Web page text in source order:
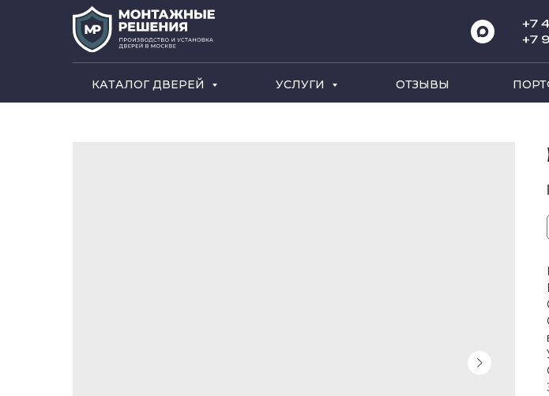
+7
+7
КАТАЛОГ ДВЕРЕЙ УСЛУГИ ОТЗЫВЫ